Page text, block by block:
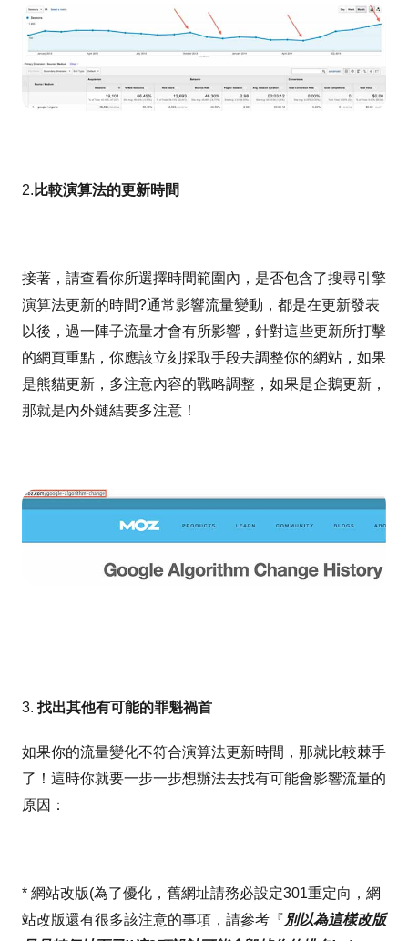
2. 比較演算法的更新時間
接著，請查看你所選擇時間範圍內，是否包含了搜尋引擎
演算法更新的時間?通常影響流量變動，都是在更新發表
以後，過一陣子流量才會有所影響，針對這些更新所打擊
的網頁重點，你應該立刻採取手段去調整你的網站，如果
是熊貓更新，多注意內容的戰略調整，如果是企鵝更新，
那就是內外鏈結要多注意！
3. 找出其他有可能的罪魁禍首
如果你的流量變化不符合演算法更新時間，那就比較棘手
了！這時你就要一步一步想辦法去找有可能會影響流量的
原因：
* 網站改版(為了優化，舊網址請務必設定301重定向，網
站改版還有很多該注意的事項，請參考『別以為這樣改版